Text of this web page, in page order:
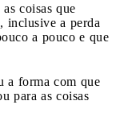
coisas que
inclusive a perda
a pouco e que
a forma com que
para as coisas